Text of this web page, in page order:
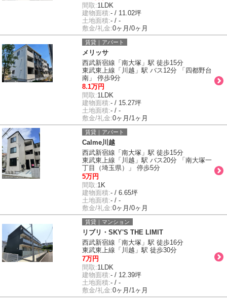
間取:1LDK
建物面積:- / 11.02坪
土地面積:- / -
敷金/礼金:0ヶ月/0ヶ月
賃貸｜アパート
メリッサ
西武新宿線「南大塚」駅 徒歩15分
東武東上線「川越」駅 バス12分 「四都野台
南」 停歩9分
8.1万円
間取:1LDK
建物面積:- / 15.27坪
土地面積:- / -
敷金/礼金:0ヶ月/1ヶ月
賃貸｜アパート
Calme川越
西武新宿線「南大塚」駅 徒歩15分
東武東上線「川越」駅 バス20分 「南大塚一
丁目（埼玉県）」 停歩5分
5万円
間取:1K
建物面積:- / 6.65坪
土地面積:- / -
敷金/礼金:0ヶ月/0ヶ月
賃貸｜マンション
リブリ・SKY'S THE LIMIT
西武新宿線「南大塚」駅 徒歩16分
東武東上線「川越」駅 徒歩30分
7万円
間取:1LDK
建物面積:- / 12.39坪
土地面積:- / -
敷金/礼金:0ヶ月/1ヶ月